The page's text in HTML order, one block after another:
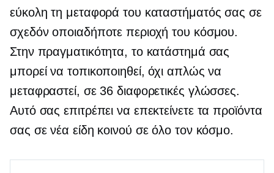
εύκολη τη μεταφορά του καταστήματός σας σε
σχεδόν οποιαδήποτε περιοχή του κόσμου.
Στην πραγματικότητα, το κατάστημά σας
μπορεί να τοπικοποιηθεί, όχι απλώς να
μεταφραστεί, σε 36 διαφορετικές γλώσσες.
Αυτό σας επιτρέπει να επεκτείνετε τα προϊόντα
σας σε νέα είδη κοινού σε όλο τον κόσμο.